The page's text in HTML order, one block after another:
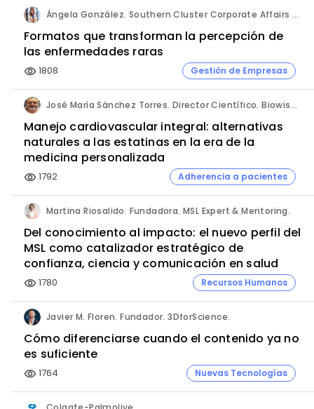
Ángela González. Southern Cluster Corporate Affairs & Patient Partnership Director. Kyowa Kirin.
Formatos que transforman la percepción de
las enfermedades raras
visibility 1808 Gestión de Empresas
José María Sánchez Torres. Director Científico. Biowise Pharmaceuticals.
Manejo cardiovascular integral: alternativas
naturales a las estatinas en la era de la
medicina personalizada
visibility 1792 Adherencia a pacientes
Martina Riosalido. Fundadora. MSL Expert & Mentoring.
Del conocimiento al impacto: el nuevo perfil del
MSL como catalizador estratégico de
confianza, ciencia y comunicación en salud
visibility 1780 Recursos Humanos
Javier M. Floren. Fundador. 3DforScience.
Cómo diferenciarse cuando el contenido ya no
es suficiente
visibility 1764 Nuevas Tecnologías